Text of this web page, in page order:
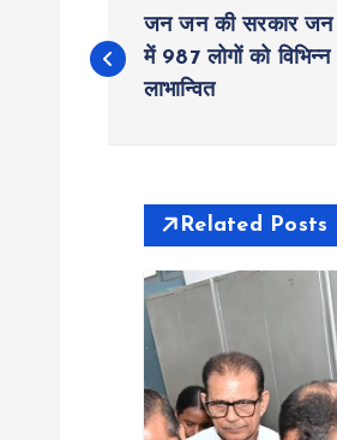
o
जन जन की सरकार जन
में 987 लोगों को
लाभान्वित
Related Posts